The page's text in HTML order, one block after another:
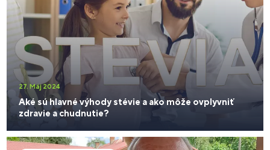
27. Máj 2024
Aké sú hlavné výhody stévie a ako môže ovplyvniť
zdravie a chudnutie?